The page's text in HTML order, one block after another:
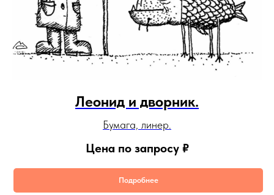
Леонид и дворник.
Бумага, линер.
Цена по запросу ₽
Подробнее